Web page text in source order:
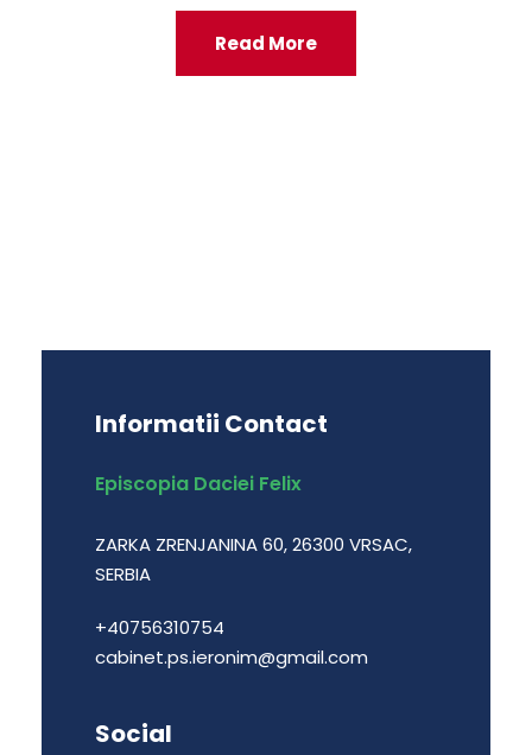
Read More
Informatii Contact
Episcopia Daciei Felix
ZARKA ZRENJANINA 60, 26300 VRSAC,
SERBIA
+40756310754
cabinet.ps.ieronim@gmail.com
Social